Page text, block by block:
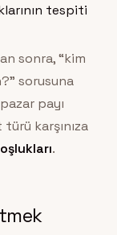
sonra, “kim
sorusuna
payı
karşınıza
.